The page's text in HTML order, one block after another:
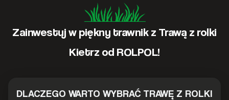
Zainwestuj w piękny trawnik z Trawą z rolki
Kietrz od ROLPOL!
DLACZEGO WARTO WYBRAĆ TRAWĘ Z ROLKI